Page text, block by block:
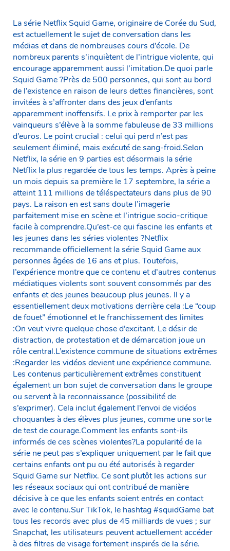
La série Netflix Squid Game, originaire de Corée du Sud,
est actuellement le sujet de conversation dans les
médias et dans de nombreuses cours d’école. De
nombreux parents s’inquiètent de l’intrigue violente, qui
encourage apparemment aussi l’imitation.De quoi parle
Squid Game ?Près de 500 personnes, qui sont au bord
de l’existence en raison de leurs dettes financières, sont
invitées à s’affronter dans des jeux d’enfants
apparemment inoffensifs. Le prix à remporter par les
vainqueurs s’élève à la somme fabuleuse de 33 millions
d’euros. Le point crucial : celui qui perd n’est pas
seulement éliminé, mais exécuté de sang-froid.Selon
Netflix, la série en 9 parties est désormais la série
Netflix la plus regardée de tous les temps. Après à peine
un mois depuis sa première le 17 septembre, la série a
atteint 111 millions de téléspectateurs dans plus de 90
pays. La raison en est sans doute l’imagerie
parfaitement mise en scène et l’intrigue socio-critique
facile à comprendre.Qu’est-ce qui fascine les enfants et
les jeunes dans les séries violentes ?Netflix
recommande officiellement la série Squid Game aux
personnes âgées de 16 ans et plus. Toutefois,
l’expérience montre que ce contenu et d’autres contenus
médiatiques violents sont souvent consommés par des
enfants et des jeunes beaucoup plus jeunes. Il y a
essentiellement deux motivations derrière cela :Le “coup
de fouet” émotionnel et le franchissement des limites
:On veut vivre quelque chose d’excitant. Le désir de
distraction, de protestation et de démarcation joue un
rôle central.L’existence commune de situations extrêmes
:Regarder les vidéos devient une expérience commune.
Les contenus particulièrement extrêmes constituent
également un bon sujet de conversation dans le groupe
ou servent à la reconnaissance (possibilité de
s’exprimer). Cela inclut également l’envoi de vidéos
choquantes à des élèves plus jeunes, comme une sorte
de test de courage.Comment les enfants sont-ils
informés de ces scènes violentes?La popularité de la
série ne peut pas s’expliquer uniquement par le fait que
certains enfants ont pu ou été autorisés à regarder
Squid Game sur Netflix. Ce sont plutôt les actions sur
les réseaux sociaux qui ont contribué de manière
décisive à ce que les enfants soient entrés en contact
avec le contenu.Sur TikTok, le hashtag #squidGame bat
tous les records avec plus de 45 milliards de vues ; sur
Snapchat, les utilisateurs peuvent actuellement accéder
à des filtres de visage fortement inspirés de la série.